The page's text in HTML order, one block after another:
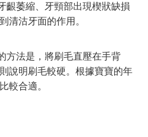
齦萎縮、牙頸部出現楔狀缺損
清沽牙面的作用。
方法是，將刷毛直壓在手背
說明刷毛較硬。根據寶寶的年
較合適。